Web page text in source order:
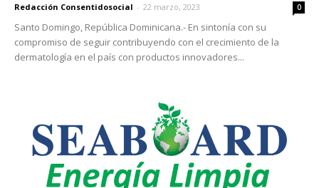
Redacción Consentidosocial - 22 marzo, 2023 0
Santo Domingo, República Dominicana.- En sintonía con su
compromiso de seguir contribuyendo con el crecimiento de la
dermatología en el país con productos innovadores...